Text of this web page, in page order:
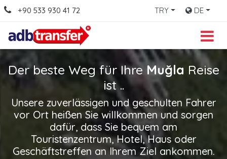
+90 533 930 41 72 TRY DE
Der beste Weg für Ihre Muğla Reise
ist ..
Unsere zuverlässigen und geschulten Fahrer
vor Ort heißen Sie willkommen und sorgen
dafür, dass Sie bequem am
Touristenzentrum, Hotel, Haus oder
Geschäftstreffen an Ihrem Ziel ankommen.